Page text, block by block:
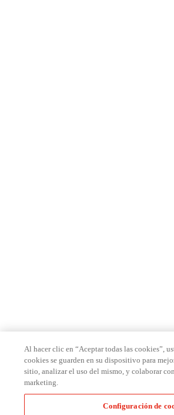
Al hacer clic en “Aceptar todas las cookies”,
cookies se guarden en su dispositivo para
sitio, analizar el uso del mismo, y colaborar
marketing.
Configuración de